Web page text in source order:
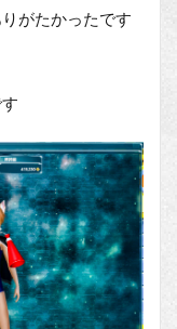
がたかったです